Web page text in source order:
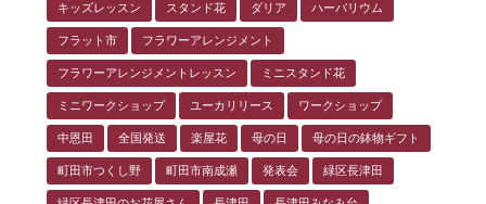
キッズレッスン スタンド花 ダリア ハーバリウム
フラット市 フラワーアレンジメント
フラワーアレンジメントレッスン ミニスタンド花
ミニワークショップ ユーカリリース ワークショップ
中恩田 全国発送 楽屋花 母の日 母の日の鉢物ギフト
町田市つくし野 町田市南成瀬 発表会 緑区長津田